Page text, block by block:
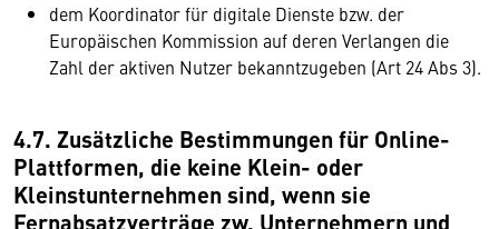
dem Koordinator für digitale Dienste bzw. der
Europäischen Kommission auf deren Verlangen die
Zahl der aktiven Nutzer bekanntzugeben (Art 24 Abs 3).
4.7. Zusätzliche Bestimmungen für Online-
Plattformen, die keine Klein- oder
Kleinstunternehmen sind, wenn sie
Fernabsatzverträge zw. Unternehmern und